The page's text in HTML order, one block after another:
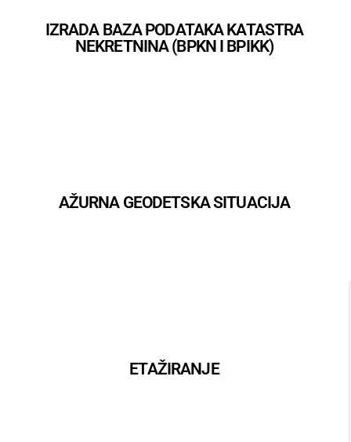
IZRADA BAZA PODATAKA KATASTRA
NEKRETNINA (BPKN I BPIKK)
AŽURNA GEODETSKA SITUACIJA
ETAŽIRANJE